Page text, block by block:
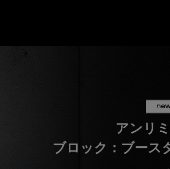
アンリ
ブロック：ブース